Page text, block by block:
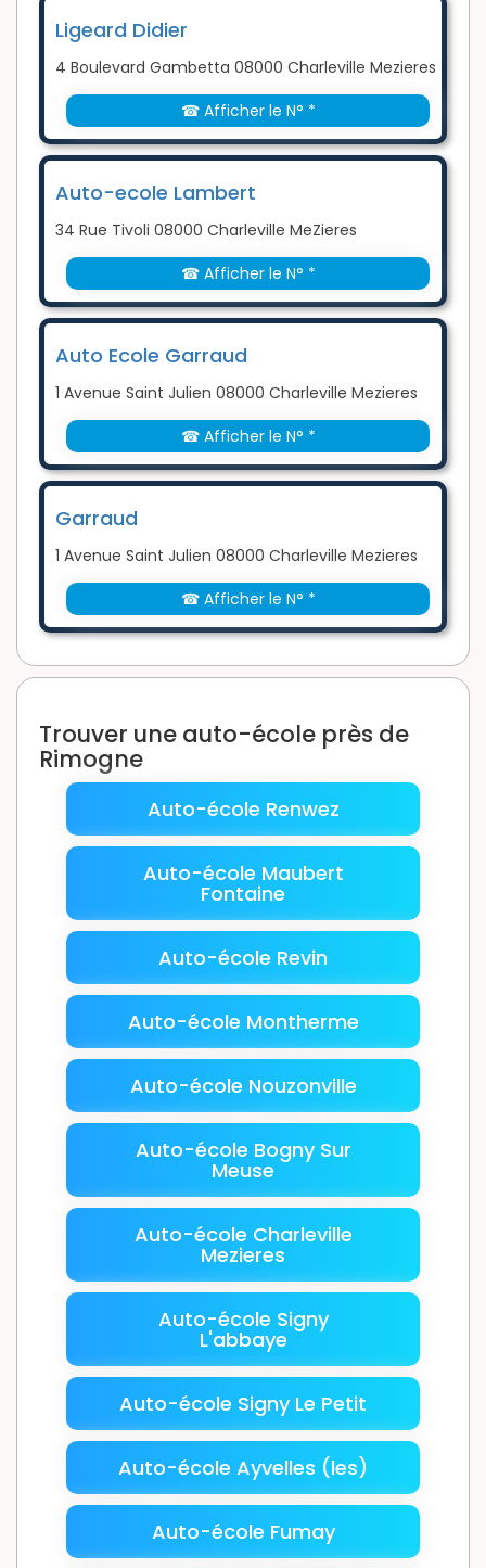
Ligeard Didier
4 Boulevard Gambetta 08000 Charleville Mezieres
☎ Afficher le N° *
Auto-ecole Lambert
34 Rue Tivoli 08000 Charleville MeZieres
☎ Afficher le N° *
Auto Ecole Garraud
1 Avenue Saint Julien 08000 Charleville Mezieres
☎ Afficher le N° *
Garraud
1 Avenue Saint Julien 08000 Charleville Mezieres
☎ Afficher le N° *
Trouver une auto-école près de
Rimogne
Auto-école Renwez
Auto-école Maubert
Fontaine
Auto-école Revin
Auto-école Montherme
Auto-école Nouzonville
Auto-école Bogny Sur
Meuse
Auto-école Charleville
Mezieres
Auto-école Signy
L'abbaye
Auto-école Signy Le Petit
Auto-école Ayvelles (les)
Auto-école Fumay